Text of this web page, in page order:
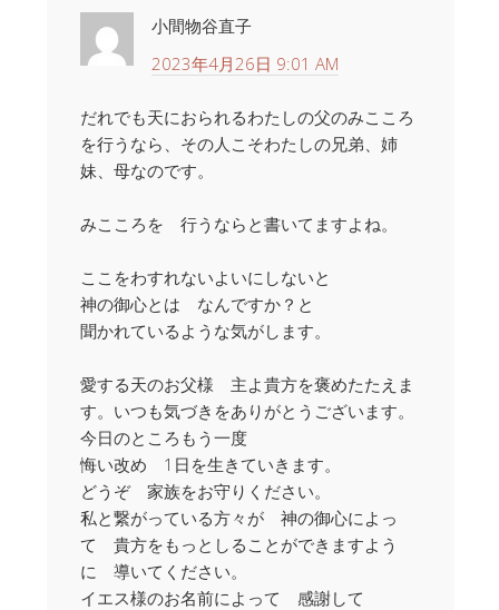
小間物谷直子
2023年4月26日 9:01 AM
だれでも天におられるわたしの父のみこころ
を行うなら、その人こそわたしの兄弟、姉
妹、母なのです。
みこころを 行うならと書いてますよね。
ここをわすれないよいにしないと
神の御心とは なんですか？と
聞かれているような気がします。
愛する天のお父様 主よ貴方を褒めたたえま
す。いつも気づきをありがとうございます。
今日のところもう一度
悔い改め 1日を生きていきます。
どうぞ 家族をお守りください。
私と繋がっている方々が 神の御心によっ
て 貴方をもっとしることができますよう
に 導いてください。
イエス様のお名前によって 感謝して